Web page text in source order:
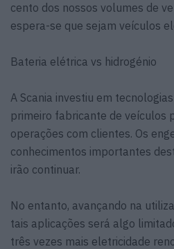
cento dos nossos volumes de
espera-se que sejam veículos
Bateria elétrica vs hidrogénio
A Scania investiu em
primeiro fabricante de veículos
operações com clientes. Os
conhecimentos importantes
irão continuar.
No entanto, avançando na
tais aplicações será algo
três vezes mais eletricidade